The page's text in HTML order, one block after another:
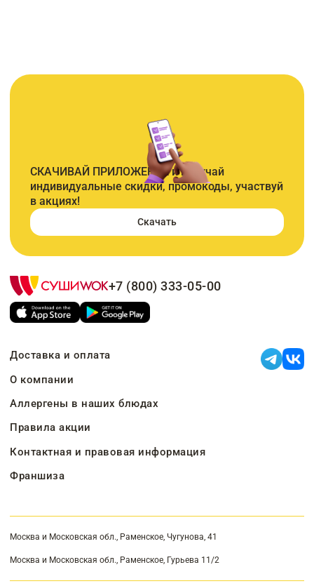
СКАЧИВАЙ ПРИЛОЖЕНИЕ и получай
индивидуальные скидки, промокоды, участвуй
в акциях!
Скачать
+7 (800) 333-05-00
Доставка и оплата
О компании
Аллергены в наших блюдах
Правила акции
Контактная и правовая информация
Франшиза
Москва и Московская обл., Раменское, Чугунова, 41
Москва и Московская обл., Раменское, Гурьева 11/2